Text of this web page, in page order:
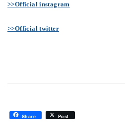
>>Official instagram
>>Official twitter
Share Post